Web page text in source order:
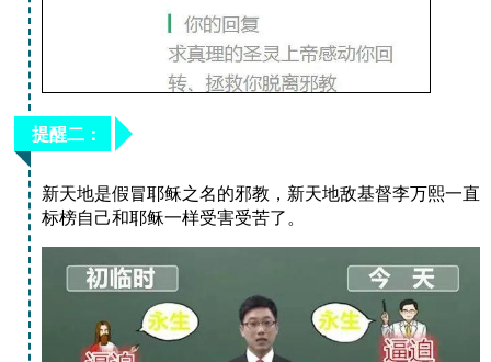
提醒二：
新天地是假冒耶稣之名的邪教，新天地敌基督李万熙一直
标榜自己和耶稣一样受害受苦了。